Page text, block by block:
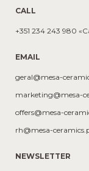
CALL
+351 234 243 980
EMAIL
geral@mesa-
marketing@mesa-
offers@mesa-
rh@mesa-
NEWSLETTER